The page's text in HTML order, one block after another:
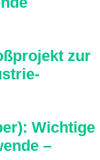
zur
Wichtige
–